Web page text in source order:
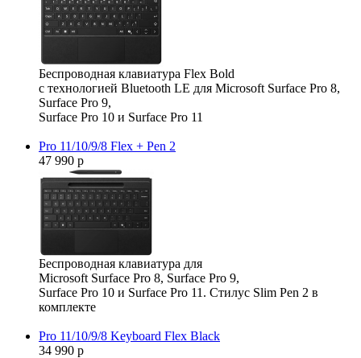
Беспроводная клавиатура Flex Bold
с технологией Bluetooth LE для Microsoft Surface Pro 8,
Surface Pro 9,
Surface Pro 10 и Surface Pro 11
Pro 11/10/9/8 Flex + Pen 2
47 990 р
Беспроводная клавиатура для
Microsoft Surface Pro 8, Surface Pro 9,
Surface Pro 10 и Surface Pro 11. Стилус Slim Pen 2 в
комплекте
Pro 11/10/9/8 Keyboard Flex Black
34 990 р